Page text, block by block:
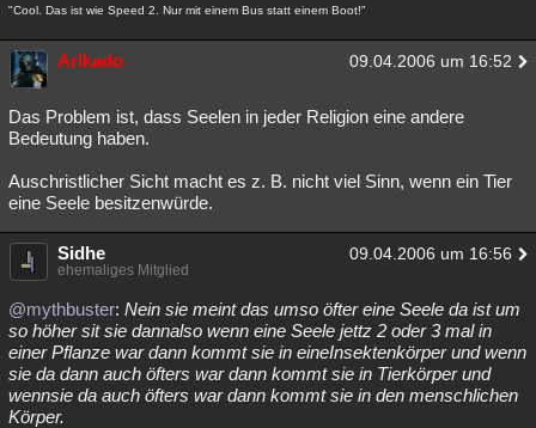
"Cool. Das ist wie Speed 2. Nur mit einem Bus statt einem Boot!"
Arikado 09.04.2006 um 16:52
Das Problem ist, dass Seelen in jeder Religion eine andere
Bedeutung haben.
Auschristlicher Sicht macht es z. B. nicht viel Sinn, wenn ein Tier
eine Seele besitzenwürde.
Sidhe 09.04.2006 um 16:56
ehemaliges Mitglied
@mythbuster: Nein sie meint das umso öfter eine Seele da ist um
so höher sit sie dannalso wenn eine Seele jettz 2 oder 3 mal in
einer Pflanze war dann kommt sie in eineInsektenkörper und wenn
sie da dann auch öfters war dann kommt sie in Tierkörper und
wennsie da auch öfters war dann kommt sie in den menschlichen
Körper.